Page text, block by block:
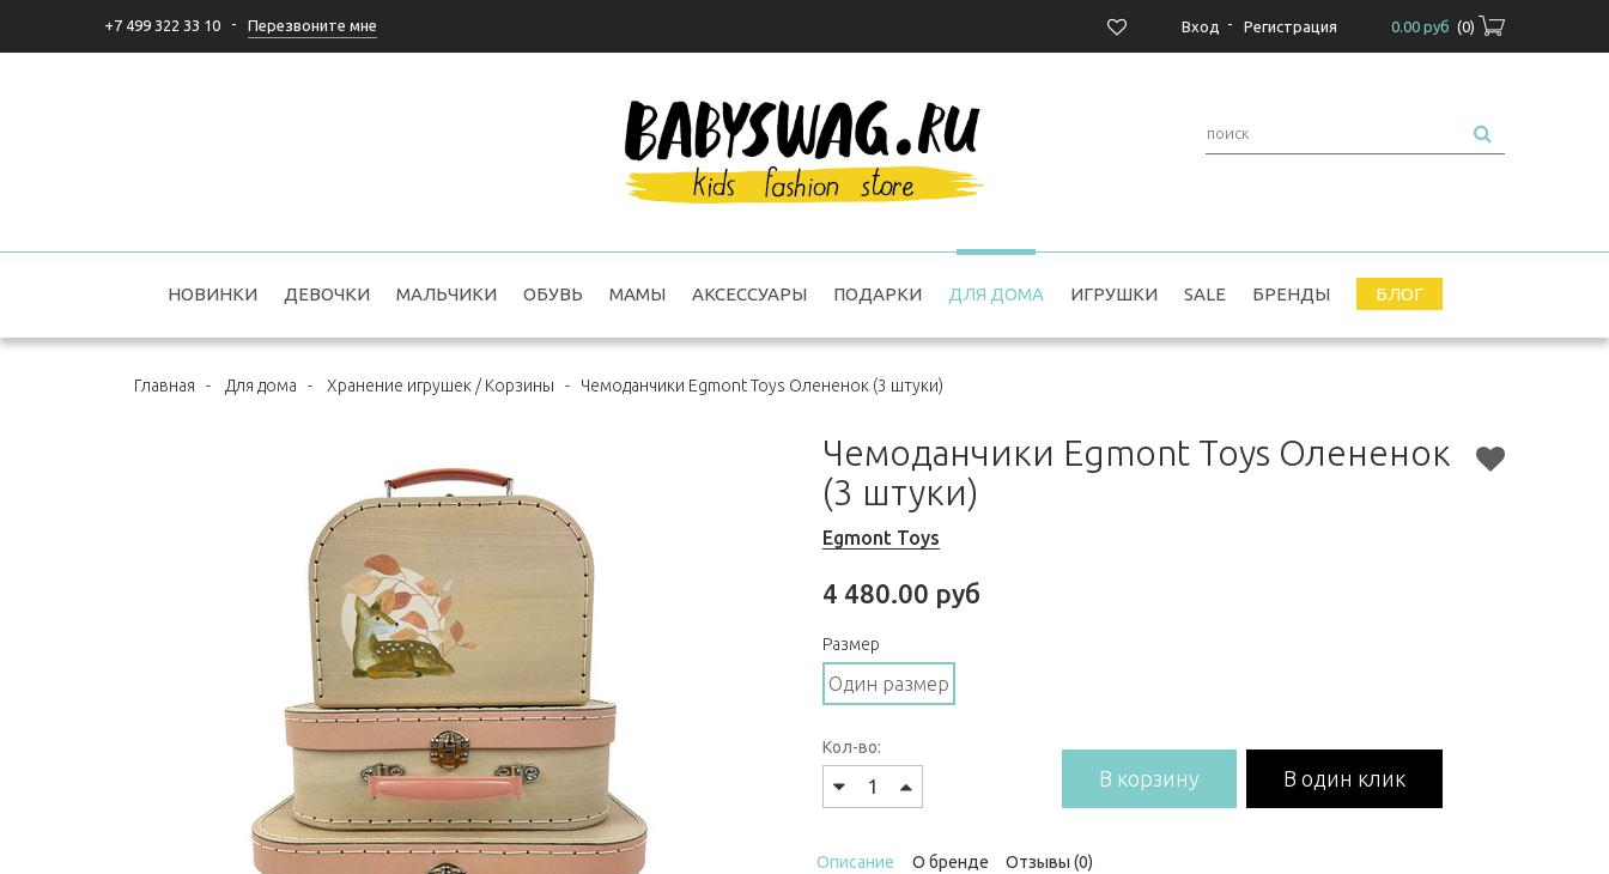
+7 499 322 33 10 - Перезвоните мне 0.00 руб (0)
Вход - Регистрация
НОВИНКИ ДЕВОЧКИ МАЛЬЧИКИ ОБУВЬ МАМЫ АКСЕССУАРЫ ПОДАРКИ ДЛЯ ДОМА ИГРУШКИ SALE БРЕНДЫ БЛОГ
Главная - Для дома - Хранение игрушек / Корзины - Чемоданчики Egmont Toys Олененок (3 штуки)
Чемоданчики Egmont Toys Олененок
(3 штуки)
Egmont Toys
4 480.00 руб
Размер
Один размер
Кол-во:
В корзину В один клик
Описание О бренде Отзывы (0)